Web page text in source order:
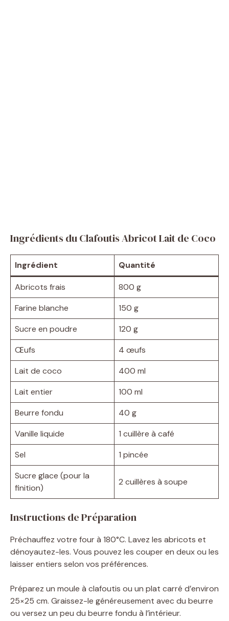
Ingrédients du Clafoutis Abricot Lait de Coco
Ingrédient Quantité
Abricots frais
800 g
Farine blanche
150 g
Sucre en poudre
120 g
Œufs
4 œufs
Lait de coco
400 ml
Lait entier
100 ml
Beurre fondu
40 g
Vanille liquide
1 cuillère à café
Sel
1 pincée
Sucre glace (pour la
finition)
2 cuillères à soupe
Instructions de Préparation
Préchauffez votre four à 180°C. Lavez les abricots et
dénoyautez-les. Vous pouvez les couper en deux ou les
laisser entiers selon vos préférences.
Préparez un moule à clafoutis ou un plat carré d’environ
25×25 cm. Graissez-le généreusement avec du beurre
ou versez un peu du beurre fondu à l’intérieur.